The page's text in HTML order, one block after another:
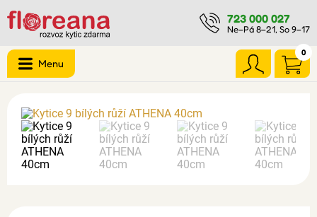
723 000 027
Ne–Pá 8–21, So 9–17
0
Menu